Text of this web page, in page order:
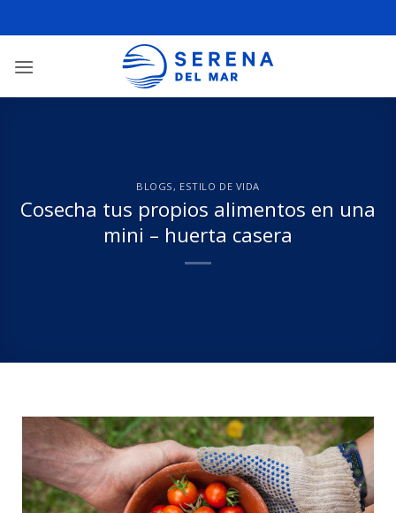
BLOGS, ESTILO DE VIDA
Cosecha tus propios alimentos en una
mini – huerta casera